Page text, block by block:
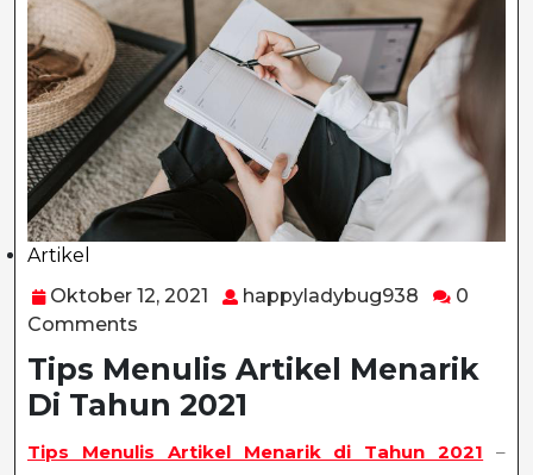
Artikel
Category
Oktober 12, 2021
Oktober
happyladybug938
0
Comments
Tips Menulis Artikel Menarik
Di Tahun 2021
Tips Menulis Artikel Menarik di Tahun 2021 –